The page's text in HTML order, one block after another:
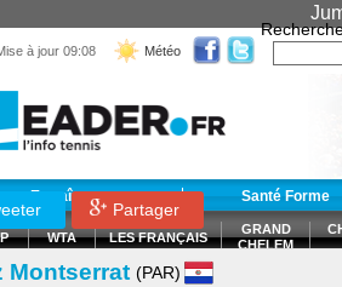
à jour 09:08 Météo
Entraînement Santé Forme
WTA LES FRANÇAIS
GRAND
CHELEM
Partager
Montserrat (PAR)